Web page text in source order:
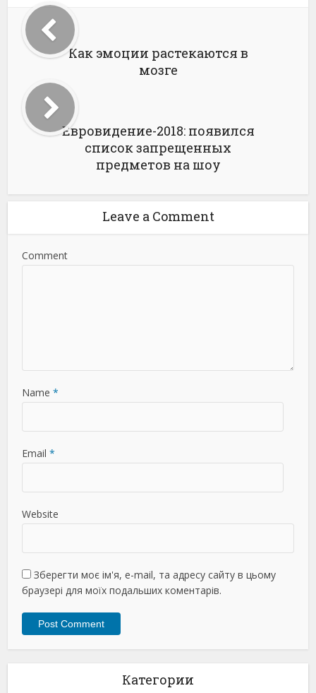
Как эмоции растекаются в
мозге
Евровидение-2018: появился
список запрещенных
предметов на шоу
Leave a Comment
Comment
Name *
Email *
Website
Зберегти моє ім'я, e-mail, та адресу сайту в цьому
браузері для моїх подальших коментарів.
Категории